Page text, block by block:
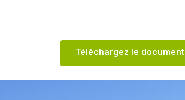
Téléchargez le document